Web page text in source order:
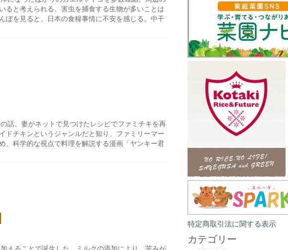
ると考えられる。害虫を捕食する生物が多いことは
ぼを見ると、日本の食糧事情に不安を感じる。中干
話。妻がネットで見つけたレシピでファミチキを再
ドチキンというジャンルだと知り、ファミリーマー
、科学的な視点で料理を解説する漫画「ヤンキー君
特定商取引法に関する表示
カテゴリー